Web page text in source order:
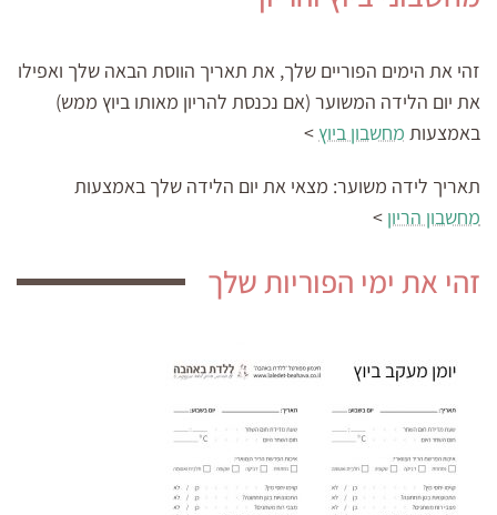
זהי את הימים הפוריים שלך, את תאריך הווסת הבאה שלך ואפילו
את יום הלידה המשוער (אם נכנסת להריון מאותו ביוץ ממש)
באמצעות מחשבון ביוץ >
תאריך לידה משוער: מצאי את יום הלידה שלך באמצעות
מחשבון הריון >
זהי את ימי הפוריות שלך